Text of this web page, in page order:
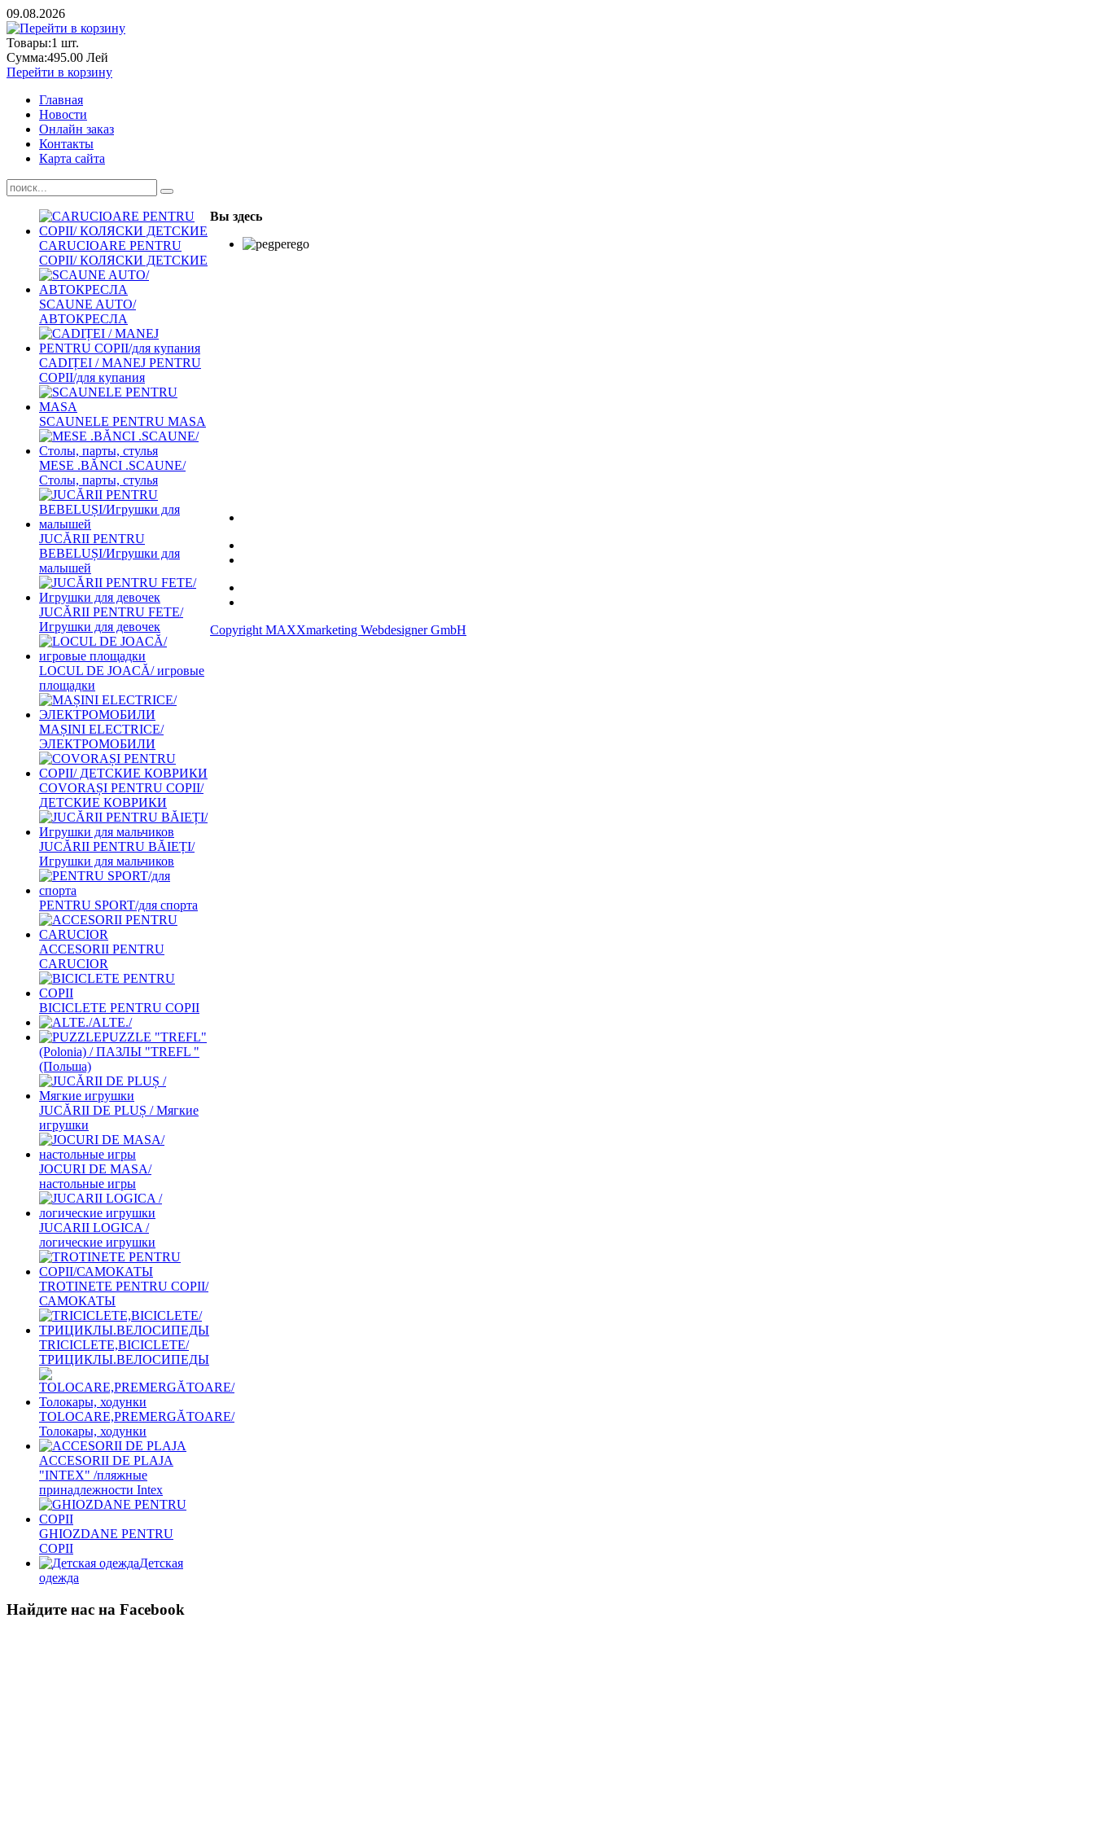
09.08.2026
Товары:1 шт.
Сумма:495.00 Лей
Перейти в корзину
Главная
Новости
Онлайн заказ
Контакты
Карта сайта
Вы здесь
Copyright MAXXmarketing Webdesigner GmbH
CARUCIOARE PENTRU
COPII/ КОЛЯСКИ ДЕТСКИЕ
SCAUNE AUTO/
АВТОКРЕСЛА
CADIȚEI / MANEJ PENTRU
COPII/для купания
SCAUNELE PENTRU MASA
MESE .BĂNCI .SCAUNE/
Столы, парты, стулья
JUCĂRII PENTRU
BEBELUȘI/Игрушки для
малышей
JUCĂRII PENTRU FETE/
Игрушки для девочек
LOCUL DE JOACĂ/ игровые
площадки
MAȘINI ELECTRICE/
ЭЛЕКТРОМОБИЛИ
COVORAȘI PENTRU COPII/
ДЕТСКИЕ КОВРИКИ
JUCĂRII PENTRU BĂIEȚI/
Игрушки для мальчиков
PENTRU SPORT/для спорта
ACCESORII PENTRU
CARUCIOR
BICICLETE PENTRU COPII
ALTE./
PUZZLE "TREFL"
(Polonia) / ПАЗЛЫ "TREFL "
(Польша)
JUCĂRII DE PLUȘ / Мягкие
игрушки
JOCURI DE MASA/
настольные игры
JUCARII LOGICA /
логические игрушки
TROTINETE PENTRU COPII/
САМОКАТЫ
TRICICLETE,BICICLETE/
ТРИЦИКЛЫ.ВЕЛОСИПЕДЫ
TOLOCARE,PREMERGĂTOARE/
Толокары, ходунки
ACCESORII DE PLAJA
"INTEX" /пляжные
принадлежности Intex
GHIOZDANE PENTRU
COPII
Детская
одежда
Найдите нас на Facebook